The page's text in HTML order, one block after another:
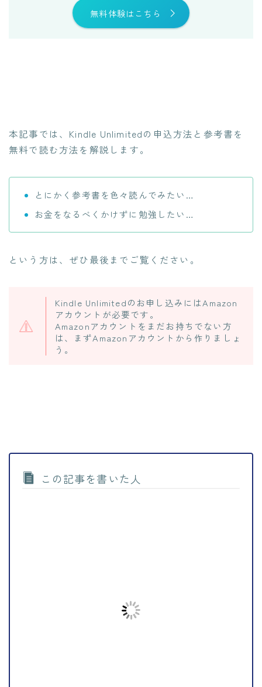
無料体験はこちら
本記事では、Kindle Unlimitedの申込方法と参考書を
無料で読む方法を解説します。
とにかく参考書を色々読んでみたい…
お金をなるべくかけずに勉強したい…
という方は、ぜひ最後までご覧ください。
Kindle Unlimitedのお申し込みにはAmazon
アカウントが必要です。
Amazonアカウントをまだお持ちでない方
は、まずAmazonアカウントから作りましょ
う。
この記事を書いた人